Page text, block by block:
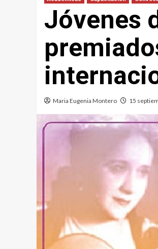
Jóvenes
Maria Eugenia Montero 15